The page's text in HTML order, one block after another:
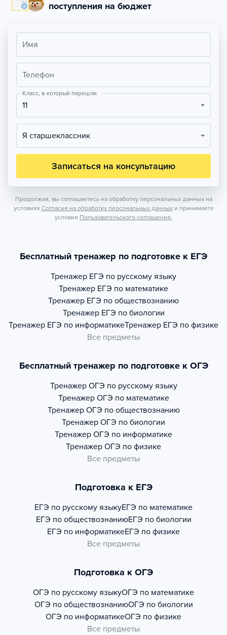
поступления на бюджет
Имя
Телефон
Класс, в который перешли
11
Я старшеклассник
Записаться на консультацию
Продолжая, вы соглашаетесь на обработку персональных данных на
условиях Согласия на обработку персональных данных и принимаете
условия Пользовательского соглашения.
Бесплатный тренажер по подготовке к ЕГЭ
Тренажер ЕГЭ по русскому языку
Тренажер ЕГЭ по математике
Тренажер ЕГЭ по обществознанию
Тренажер ЕГЭ по биологии
Тренажер ЕГЭ по информатикеТренажер ЕГЭ по физике
Все предметы
Бесплатный тренажер по подготовке к ОГЭ
Тренажер ОГЭ по русскому языку
Тренажер ОГЭ по математике
Тренажер ОГЭ по обществознанию
Тренажер ОГЭ по биологии
Тренажер ОГЭ по информатике
Тренажер ОГЭ по физике
Все предметы
Подготовка к ЕГЭ
ЕГЭ по русскому языкуЕГЭ по математике
ЕГЭ по обществознаниюЕГЭ по биологии
ЕГЭ по информатикеЕГЭ по физике
Все предметы
Подготовка к ОГЭ
ОГЭ по русскому языкуОГЭ по математике
ОГЭ по обществознаниюОГЭ по биологии
ОГЭ по информатикеОГЭ по физике
Все предметы